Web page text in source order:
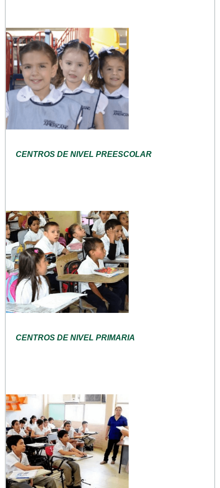
CENTROS DE NIVEL PREESCOLAR
CENTROS DE NIVEL PRIMARIA